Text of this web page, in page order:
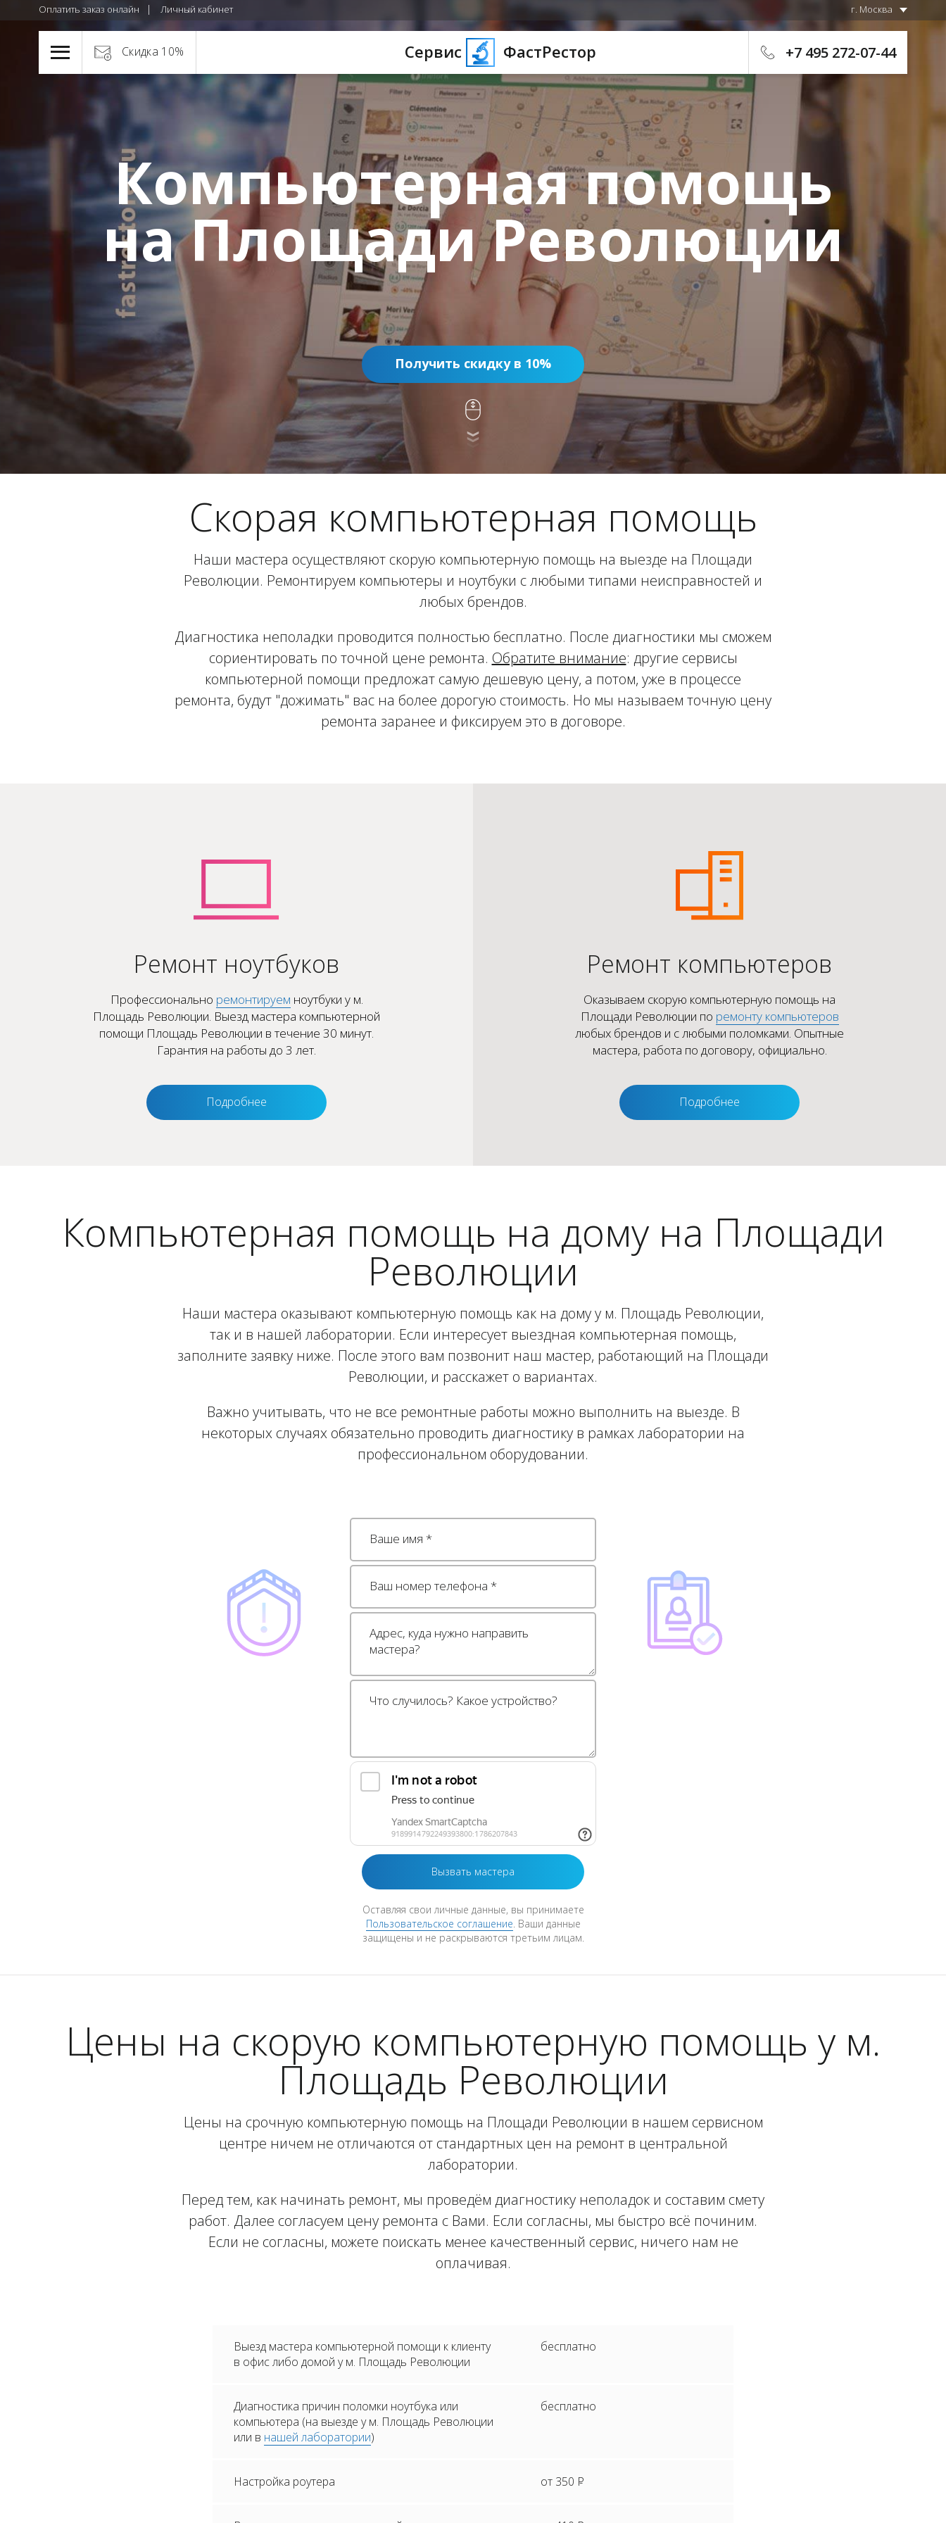
Оплатить заказ онлайн Личный кабинет г. Москва
Сервис ФастРестор
Скидка 10% +7 495 272-07-44
Компьютерная помощь
на Площади Революции
Получить скидку в 10%
Скорая компьютерная помощь
Наши мастера осуществляют скорую компьютерную помощь на выезде на Площади
Революции. Ремонтируем компьютеры и ноутбуки с любыми типами неисправностей и
любых брендов.
Диагностика неполадки проводится полностью бесплатно. После диагностики мы сможем
сориентировать по точной цене ремонта. Обратите внимание: другие сервисы
компьютерной помощи предложат самую дешевую цену, а потом, уже в процессе
ремонта, будут "дожимать" вас на более дорогую стоимость. Но мы называем точную цену
ремонта заранее и фиксируем это в договоре.
Ремонт ноутбуков
Профессионально ремонтируем ноутбуки у м.
Площадь Революции. Выезд мастера компьютерной
помощи Площадь Революции в течение 30 минут.
Гарантия на работы до 3 лет.
Подробнее
Ремонт компьютеров
Оказываем скорую компьютерную помощь на
Площади Революции по ремонту компьютеров
любых брендов и с любыми поломками. Опытные
мастера, работа по договору, официально.
Подробнее
Компьютерная помощь на дому на Площади
Революции
Наши мастера оказывают компьютерную помощь как на дому у м. Площадь Революции,
так и в нашей лаборатории. Если интересует выездная компьютерная помощь,
заполните заявку ниже. После этого вам позвонит наш мастер, работающий на Площади
Революции, и расскажет о вариантах.
Важно учитывать, что не все ремонтные работы можно выполнить на выезде. В
некоторых случаях обязательно проводить диагностику в рамках лаборатории на
профессиональном оборудовании.
Оставляя свои личные данные, вы принимаете
Пользовательское соглашение. Ваши данные
защищены и не раскрываются третьим лицам.
Цены на скорую компьютерную помощь у м.
Площадь Революции
Цены на срочную компьютерную помощь на Площади Революции в нашем сервисном
центре ничем не отличаются от стандартных цен на ремонт в центральной
лаборатории.
Перед тем, как начинать ремонт, мы проведём диагностику неполадок и составим смету
работ. Далее согласуем цену ремонта с Вами. Если согласны, мы быстро всё починим.
Если не согласны, можете поискать менее качественный сервис, ничего нам не
оплачивая.
Выезд мастера компьютерной помощи к клиенту
в офис либо домой у м. Площадь Революции
бесплатно
Диагностика причин поломки ноутбука или
компьютера (на выезде у м. Площадь Революции
или в нашей лаборатории)
бесплатно
Настройка роутера от 350 Р